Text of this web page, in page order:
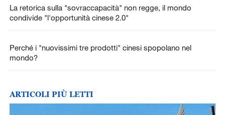
La retorica sulla "sovraccapacità" non regge, il mondo
condivide "l'opportunità cinese 2.0"
Perché i "nuovissimi tre prodotti" cinesi spopolano nel
mondo?
ARTICOLI PIÙ LETTI